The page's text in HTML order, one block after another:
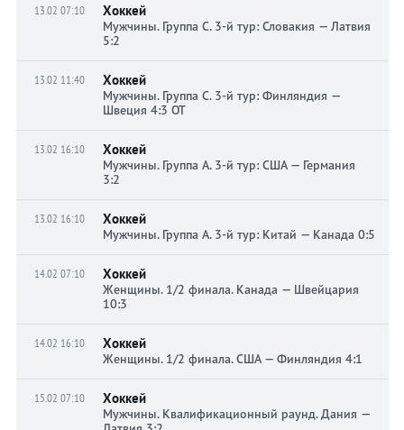
13.02 07:10 Хоккей
Мужчины. Группа C. 3-й тур: Словакия — Латвия
5:2
13.02 11:40 Хоккей
Мужчины. Группа C. 3-й тур: Финляндия —
Швеция 4:3 ОТ
13.02 16:10 Хоккей
Мужчины. Группа A. 3-й тур: США — Германия
3:2
13.02 16:10 Хоккей
Мужчины. Группа A. 3-й тур: Китай — Канада 0:5
14.02 07:10 Хоккей
Женщины. 1/2 финала. Канада — Швейцария
10:3
14.02 16:10 Хоккей
Женщины. 1/2 финала. США — Финляндия 4:1
15.02 07:10 Хоккей
Мужчины. Квалификационный раунд. Дания —